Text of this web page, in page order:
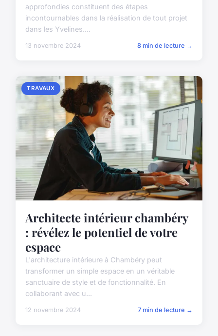
approfondies constituent des étapes
incontournables dans la réalisation de tout projet
dans les Yvelines....
13 novembre 2024 8 min de lecture →
TRAVAUX
Architecte intérieur chambéry
: révélez le potentiel de votre
espace
L'architecture intérieure à Chambéry peut
transformer un simple espace en un véritable
sanctuaire de style et de fonctionnalité. En
collaborant avec u...
12 novembre 2024 7 min de lecture →